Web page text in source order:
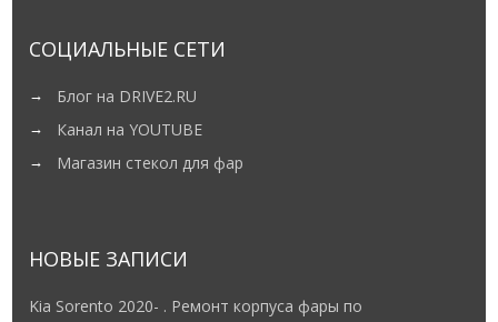
СОЦИАЛЬНЫЕ СЕТИ
Блог на DRIVE2.RU
Канал на YOUTUBE
Магазин стекол для фар
НОВЫЕ ЗАПИСИ
Kia Sorento 2020- . Ремонт корпуса фары по